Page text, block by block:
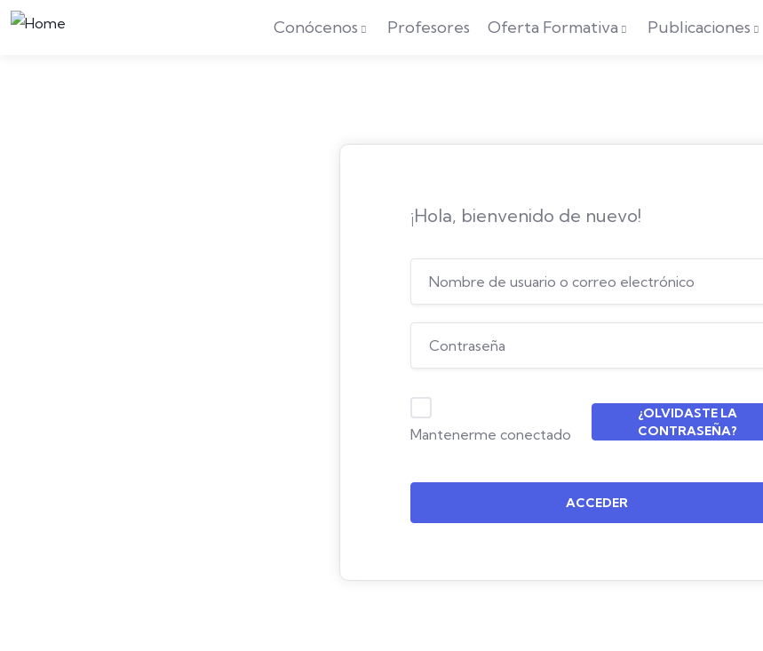
Conócenos Profesores Oferta Formativa Publicaciones
¡Hola, bienvenido de nuevo!
Mantenerme conectado
¿OLVIDASTE LA
CONTRASEÑA?
ACCEDER